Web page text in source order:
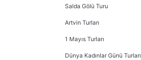
Salda Gölü Turu
Artvin Turları
1 Mayıs Turları
Dünya Kadınlar Günü Turları